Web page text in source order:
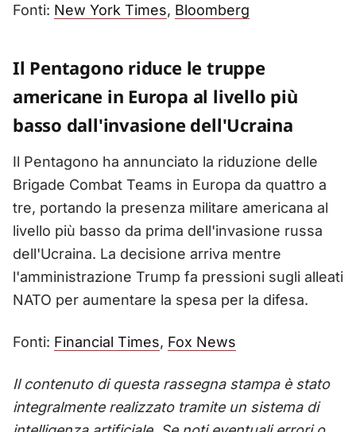
Fonti: New York Times, Bloomberg
Il Pentagono riduce le truppe
americane in Europa al livello più
basso dall'invasione dell'Ucraina
Il Pentagono ha annunciato la riduzione delle
Brigade Combat Teams in Europa da quattro a
tre, portando la presenza militare americana al
livello più basso da prima dell'invasione russa
dell'Ucraina. La decisione arriva mentre
l'amministrazione Trump fa pressioni sugli alleati
NATO per aumentare la spesa per la difesa.
Fonti: Financial Times, Fox News
Il contenuto di questa rassegna stampa è stato
integralmente realizzato tramite un sistema di